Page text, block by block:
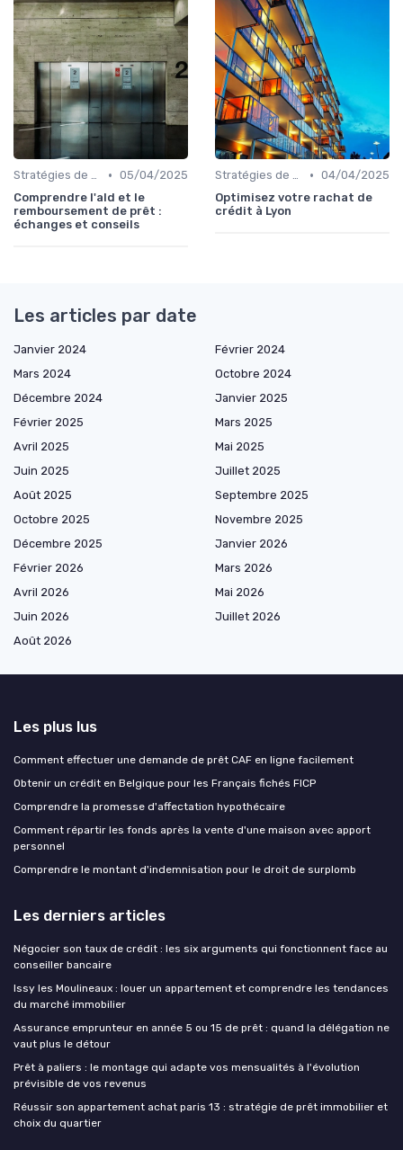
Stratégies de remboursement • 05/04/2025
Comprendre l'ald et le
remboursement de prêt :
échanges et conseils
Stratégies de remboursement • 04/04/2025
Optimisez votre rachat de
crédit à Lyon
Les articles par date
Janvier 2024
Février 2024
Mars 2024
Octobre 2024
Décembre 2024
Janvier 2025
Février 2025
Mars 2025
Avril 2025
Mai 2025
Juin 2025
Juillet 2025
Août 2025
Septembre 2025
Octobre 2025
Novembre 2025
Décembre 2025
Janvier 2026
Février 2026
Mars 2026
Avril 2026
Mai 2026
Juin 2026
Juillet 2026
Août 2026
Les plus lus
Comment effectuer une demande de prêt CAF en ligne facilement
Obtenir un crédit en Belgique pour les Français fichés FICP
Comprendre la promesse d'affectation hypothécaire
Comment répartir les fonds après la vente d'une maison avec apport
personnel
Comprendre le montant d'indemnisation pour le droit de surplomb
Les derniers articles
Négocier son taux de crédit : les six arguments qui fonctionnent face au
conseiller bancaire
Issy les Moulineaux : louer un appartement et comprendre les tendances
du marché immobilier
Assurance emprunteur en année 5 ou 15 de prêt : quand la délégation ne
vaut plus le détour
Prêt à paliers : le montage qui adapte vos mensualités à l'évolution
prévisible de vos revenus
Réussir son appartement achat paris 13 : stratégie de prêt immobilier et
choix du quartier